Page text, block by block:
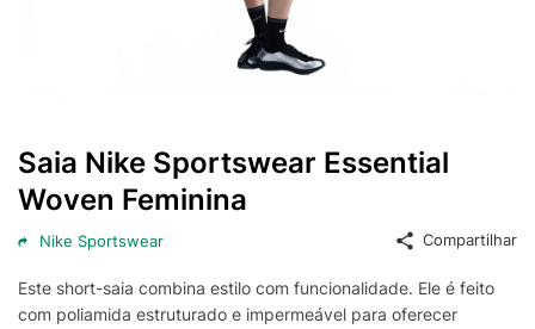
Saia Nike Sportswear Essential
Woven Feminina
Nike Sportswear Compartilhar
Este short-saia combina estilo com funcionalidade. Ele é feito
com poliamida estruturado e impermeável para oferecer